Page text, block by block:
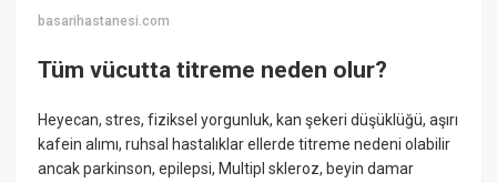
basarihastanesi.com
Tüm vücutta titreme neden olur?
Heyecan, stres, fiziksel yorgunluk, kan şekeri düşüklüğü, aşırı
kafein alımı, ruhsal hastalıklar ellerde titreme nedeni olabilir
ancak parkinson, epilepsi, Multipl skleroz, beyin damar